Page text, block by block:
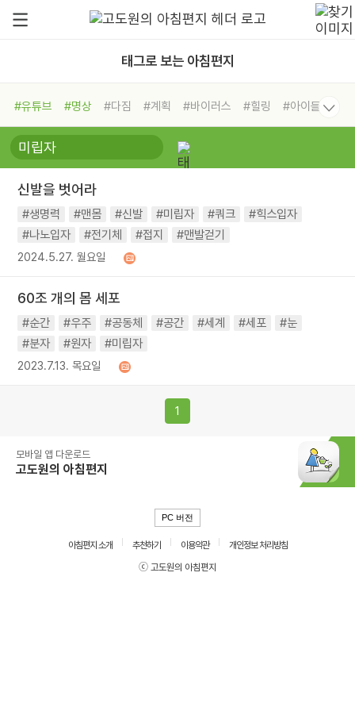
태그로 보는 아침편지
#유튜브 #명상 #다짐 #계획 #바이러스 #힐링
#아이들
#비전캠프
#독서캠프 #삶
#희망
#나눔 #친구 #링컨학교
#독서
#건강 #면역력
신발을 벗어라
#생명력 #맨몸 #신발 #미립자 #쿼크
#힉스입자
#나노입자
#전기체 #접지 #맨발걷기
2024.5.27. 월요일
60조 개의 몸 세포
#순간 #우주 #공동체 #공간 #세계 #세포
#눈
#분자
#원자 #미립자
2023.7.13. 목요일
1
모바일 앱 다운로드
고도원의 아침편지
PC 버전
아침편지 소개 추천하기 이용약관
개인정보 처리방침
ⓒ 고도원의 아침편지